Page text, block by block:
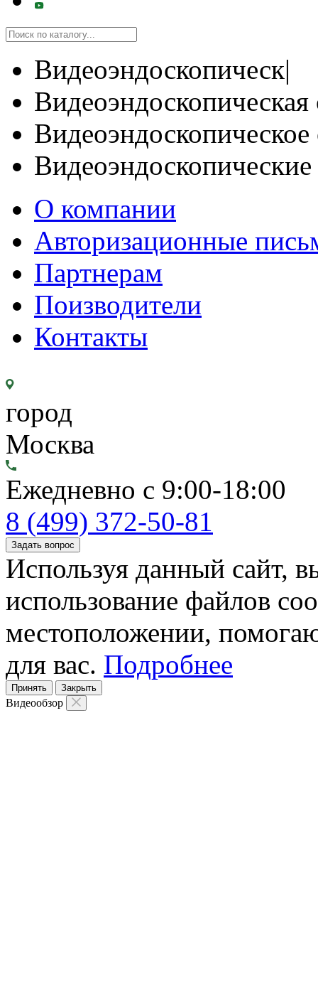
Видеоэндоскопическ|
Видеоэндоскопическая
О компании
Авторизационные
Партнерам
Поизводители
Контакты
город
Москва
Ежедневно с 9:00-18:00
8 (499) 372-50-81
Задать вопрос
Используя данный сайт,
использование файлов
местоположении,
для вас. Подробнее
Принять Закрыть
Видеообзор